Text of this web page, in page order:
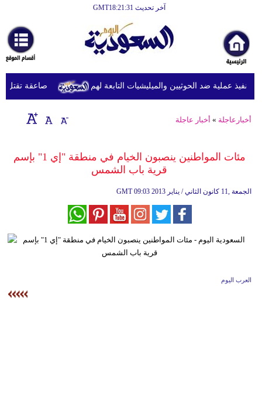
آخر تحديث GMT18:21:31
أخبارعاجلة
رياضة
ثقافة
إقتصاد
وموسيقى
ديكور
صاعقة تقتل لاعبا تايلانديا عملية ضد الحوثيين والميليشيات التابعة لهم
أخبارعاجلة » أخبار عاجلة
مئات المواطنين ينصبون الخيام في منطقة "إي 1" بإسم
قرية باب الشمس
GMT 09:03 2013 الجمعة ,11 كانون الثاني / يناير
العرب اليوم